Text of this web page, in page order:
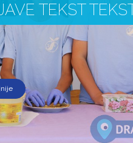
TEKST